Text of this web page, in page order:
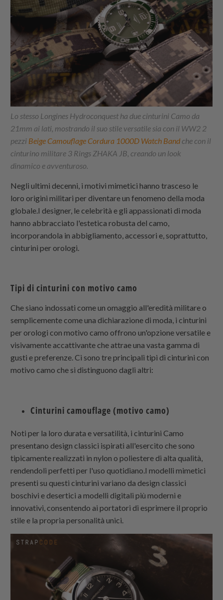
Lo stesso Longines Hydroconquest ha due cinturini Camo da
21mm ai lati, mostrando il suo stile versatile sia con il WW2 2
pezzi Beige Camouflage Cordura 1000D Watch Band che con il
cinturino militare 3 Rings ZHAKA JB, creando un look
dinamico e avventuroso.
Negli ultimi decenni, i motivi mimetici hanno trasceso le
loro origini militari per diventare un fenomeno della moda
globale.I designer, le celebrità e gli appassionati di moda
hanno abbracciato l'estetica robusta del camo,
incorporandola in abbigliamento, accessori e, soprattutto,
cinturini per orologi.
Tipi di cinturini con motivo camo
Che siano indossati come un omaggio all'eredità militare o
semplicemente come una dichiarazione di moda, i cinturini
per orologi con motivo camo offrono un'opzione versatile e
visivamente accattivante che attrae una vasta gamma di
gusti e preferenze. Ci sono tre principali tipi di cinturini con
motivo camo che si distinguono dagli altri:
Cinturini camouflage (motivo camo)
Noti per la loro durata e versatilità, i cinturini Camo
presentano design classici ispirati all'esercito che sono
tipicamente realizzati in nylon o poliestere di alta qualità,
rendendoli perfetti per l'uso quotidiano.I modelli mimetici
presenti su questi cinturini variano da design classici
boschivi e desertici a modelli digitali più moderni e
innovativi, consentendo ai portatori di esprimere il proprio
stile e la propria personalità unici.